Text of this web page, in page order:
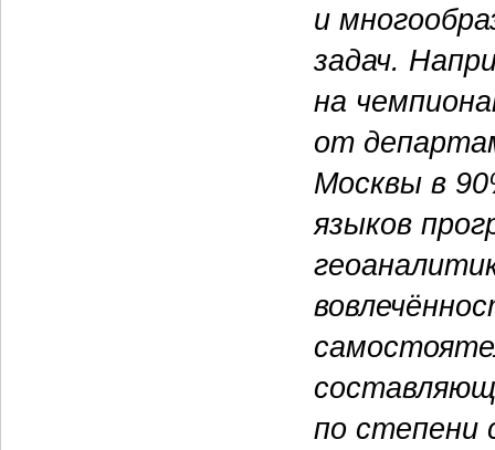
и
задач.
на
от
Москвы в
языков
по степени